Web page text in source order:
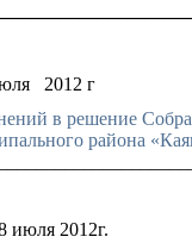
2012 г
в решение
района
июля 2012г.